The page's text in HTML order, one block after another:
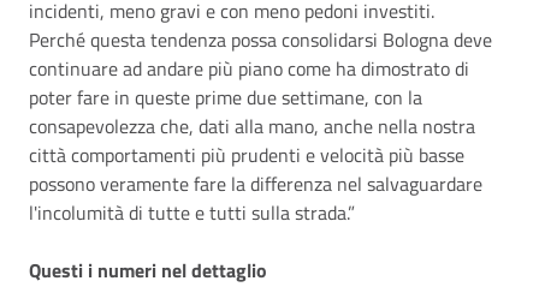
incidenti, meno gravi e con meno pedoni investiti.
Perché questa tendenza possa consolidarsi Bologna deve
continuare ad andare più piano come ha dimostrato di
poter fare in queste prime due settimane, con la
consapevolezza che, dati alla mano, anche nella nostra
città comportamenti più prudenti e velocità più basse
possono veramente fare la differenza nel salvaguardare
l'incolumità di tutte e tutti sulla strada.”
Questi i numeri nel dettaglio